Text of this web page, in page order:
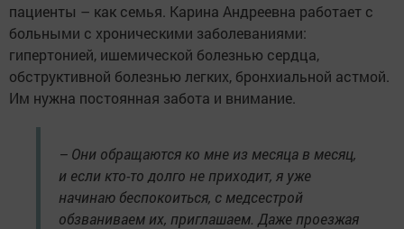
пациенты – как семья. Карина Андреевна работает с
больными с хроническими заболеваниями:
гипертонией, ишемической болезнью сердца,
обструктивной болезнью легких, бронхиальной астмой.
Им нужна постоянная забота и внимание.
– Они обращаются ко мне из месяца в месяц,
и если кто-то долго не приходит, я уже
начинаю беспокоиться, с медсестрой
обзваниваем их, приглашаем. Даже проезжая